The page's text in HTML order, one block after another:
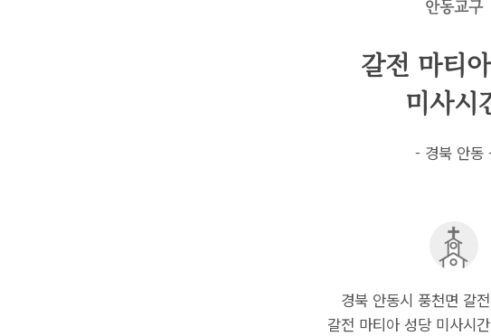
안동교구
갈전 마티
미사시
- 경북 안동
경북 안동시 풍천면 갈
갈전 마티아 성당 미사시